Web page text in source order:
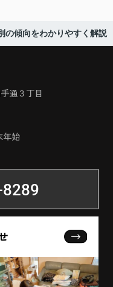
の傾向をわかりやすく解説
通３丁目
年始